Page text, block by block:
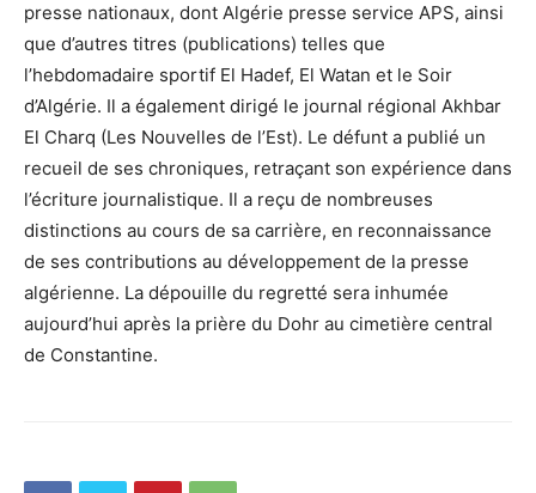
presse nationaux, dont Algérie presse service APS, ainsi
que d’autres titres (publications) telles que
l’hebdomadaire sportif El Hadef, El Watan et le Soir
d’Algérie. Il a également dirigé le journal régional Akhbar
El Charq (Les Nouvelles de l’Est). Le défunt a publié un
recueil de ses chroniques, retraçant son expérience dans
l’écriture journalistique. Il a reçu de nombreuses
distinctions au cours de sa carrière, en reconnaissance
de ses contributions au développement de la presse
algérienne. La dépouille du regretté sera inhumée
aujourd’hui après la prière du Dohr au cimetière central
de Constantine.